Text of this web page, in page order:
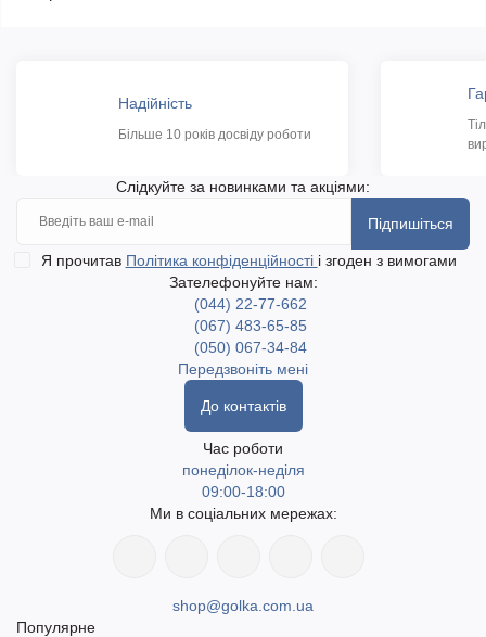
Надійність
Більше 10 років досвіду роботи
Слідкуйте за новинками та акціями:
Підпишіться
Я прочитав Політика конфіденційності і згоден з вимогами
Зателефонуйте нам:
(044) 22-77-662
(067) 483-65-85
(050) 067-34-84
Передзвоніть мені
До контактів
Час роботи
понеділок-неділя
09:00-18:00
Ми в соціальних мережах:
shop@golka.com.ua
Популярне